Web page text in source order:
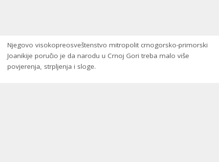
Njegovo visokopreosveštenstvo mitropolit crnogorsko-primorski
Јoanikije poručio je da narodu u Crnoj Gori treba malo više
povjerenja, strpljenja i sloge.